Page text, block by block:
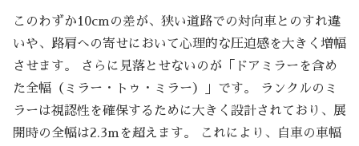
このわずか10cmの差が、狭い道路での対向車とのすれ違
いや、路肩への寄せにおいて心理的な圧迫感を大きく増幅
させます。 さらに見落とせないのが「ドアミラーを含め
た全幅（ミラー・トゥ・ミラー）」です。 ランクルのミ
ラーは視認性を確保するために大きく設計されており、展
開時の全幅は2.3mを超えます。 これにより、自車の車幅